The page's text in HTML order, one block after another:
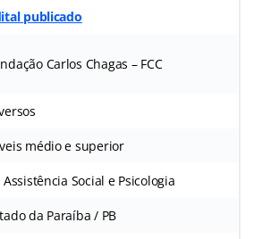
publicado
Carlos Chagas – FCC
médio e superior
Assistência Social e Psicologia
da Paraíba / PB